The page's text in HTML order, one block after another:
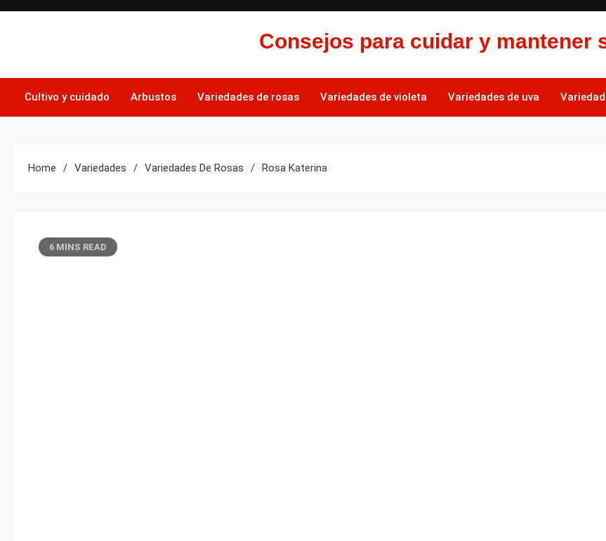
Skip
Consejos para cuidar y mantener
Cultivo y cuidado Arbustos Variedades de rosas Variedades de violeta Variedades de uva
Home Variedades Variedades De Rosas Rosa Katerina
6 MINS READ